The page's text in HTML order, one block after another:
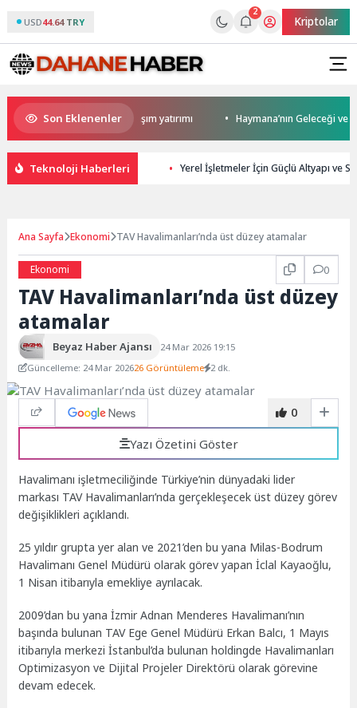
USD44.64 TRY
2
Kriptolar
Son Eklenenler
Darıca’ya modern ulaşım yatırımı Haymana’nın Geleceği ve
Teknoloji Haberleri Yerel İşletmeler İçin Güçlü Altyapı ve
Ana Sayfa Ekonomi TAV Havalimanları’nda üst düzey atamalar
Ekonomi 0
TAV Havalimanları’nda üst düzey
atamalar
Beyaz Haber Ajansı
24 Mar 2026 19:15
Güncelleme: 24 Mar 202626 Görüntüleme 2 dk.
0
Yazı Özetini Göster
Havalimanı işletmeciliğinde Türkiye’nin dünyadaki lider
markası TAV Havalimanları’nda gerçekleşecek üst düzey görev
değişiklikleri açıklandı.
25 yıldır grupta yer alan ve 2021’den bu yana Milas-Bodrum
Havalimanı Genel Müdürü olarak görev yapan İclal Kayaoğlu,
1 Nisan itibarıyla emekliye ayrılacak.
2009’dan bu yana İzmir Adnan Menderes Havalimanı’nın
başında bulunan TAV Ege Genel Müdürü Erkan Balcı, 1 Mayıs
itibarıyla merkezi İstanbul’da bulunan holdingde Havalimanları
Optimizasyon ve Dijital Projeler Direktörü olarak görevine
devam edecek.